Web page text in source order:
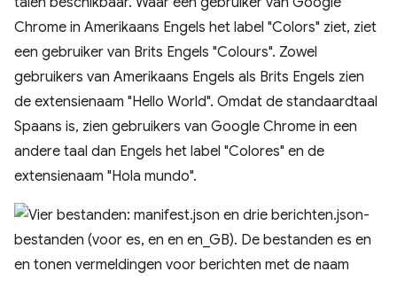
Chrome in Amerikaans Engels het label "Colors" ziet, ziet
een gebruiker van Brits Engels "Colours". Zowel
gebruikers van Amerikaans Engels als Brits Engels zien
de extensienaam "Hello World". Omdat de standaardtaal
Spaans is, zien gebruikers van Google Chrome in een
andere taal dan Engels het label "Colores" en de
extensienaam "Hola mundo".